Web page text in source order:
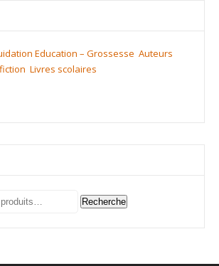
Education – Grossesse Auteurs
Livres scolaires
Recherche